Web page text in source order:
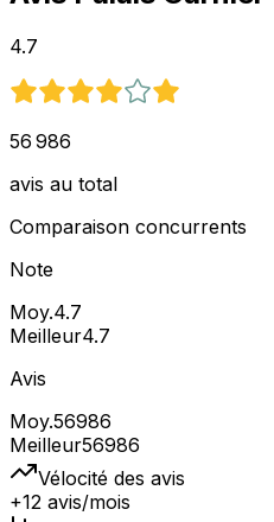
4.7
56 986
avis au total
Comparaison concurrents
Note
Moy.4.7
Meilleur4.7
Avis
Moy.56986
Meilleur56986
Vélocité des avis
+12 avis/mois